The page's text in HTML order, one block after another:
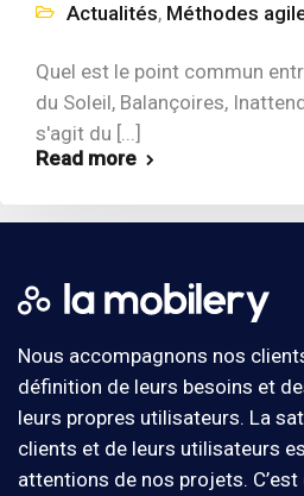
Actualités, Méthodes
Quel est le point commun
du Soleil, Balançoires,
s'agit du [...]
Read more
Nous accompagnons nos
définition de leurs besoins et
leurs propres utilisateurs. La
clients et de leurs utilisateurs
attentions de nos projets.